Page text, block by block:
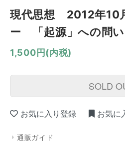
現代思想 2012年
ー 「起源」への問い
1,500円(内税)
SOLD
お気に入り登録 お気に
通販ガイド